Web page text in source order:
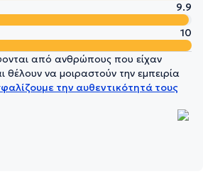
9.9
10
από ανθρώπους που είχαν
θέλουν να μοιραστούν την εμπειρία
την αυθεντικότητά τους